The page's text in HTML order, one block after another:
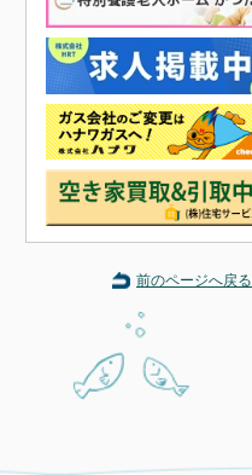
前のページへ戻る